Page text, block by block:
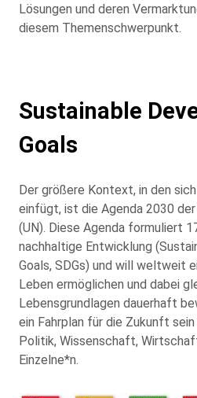
Lösungen und deren
diesem Themenschwerpunkt.
Sustainable
Goals
Der größere Kontext, in den
einfügt, ist die Agenda 2030
(UN). Diese Agenda formuliert
nachhaltige Entwicklung
Goals, SDGs) und will weltweit
Leben ermöglichen und dabei
Lebensgrundlagen dauerhaft
ein Fahrplan für die Zukunft
Politik, Wissenschaft,
Einzelne*n.